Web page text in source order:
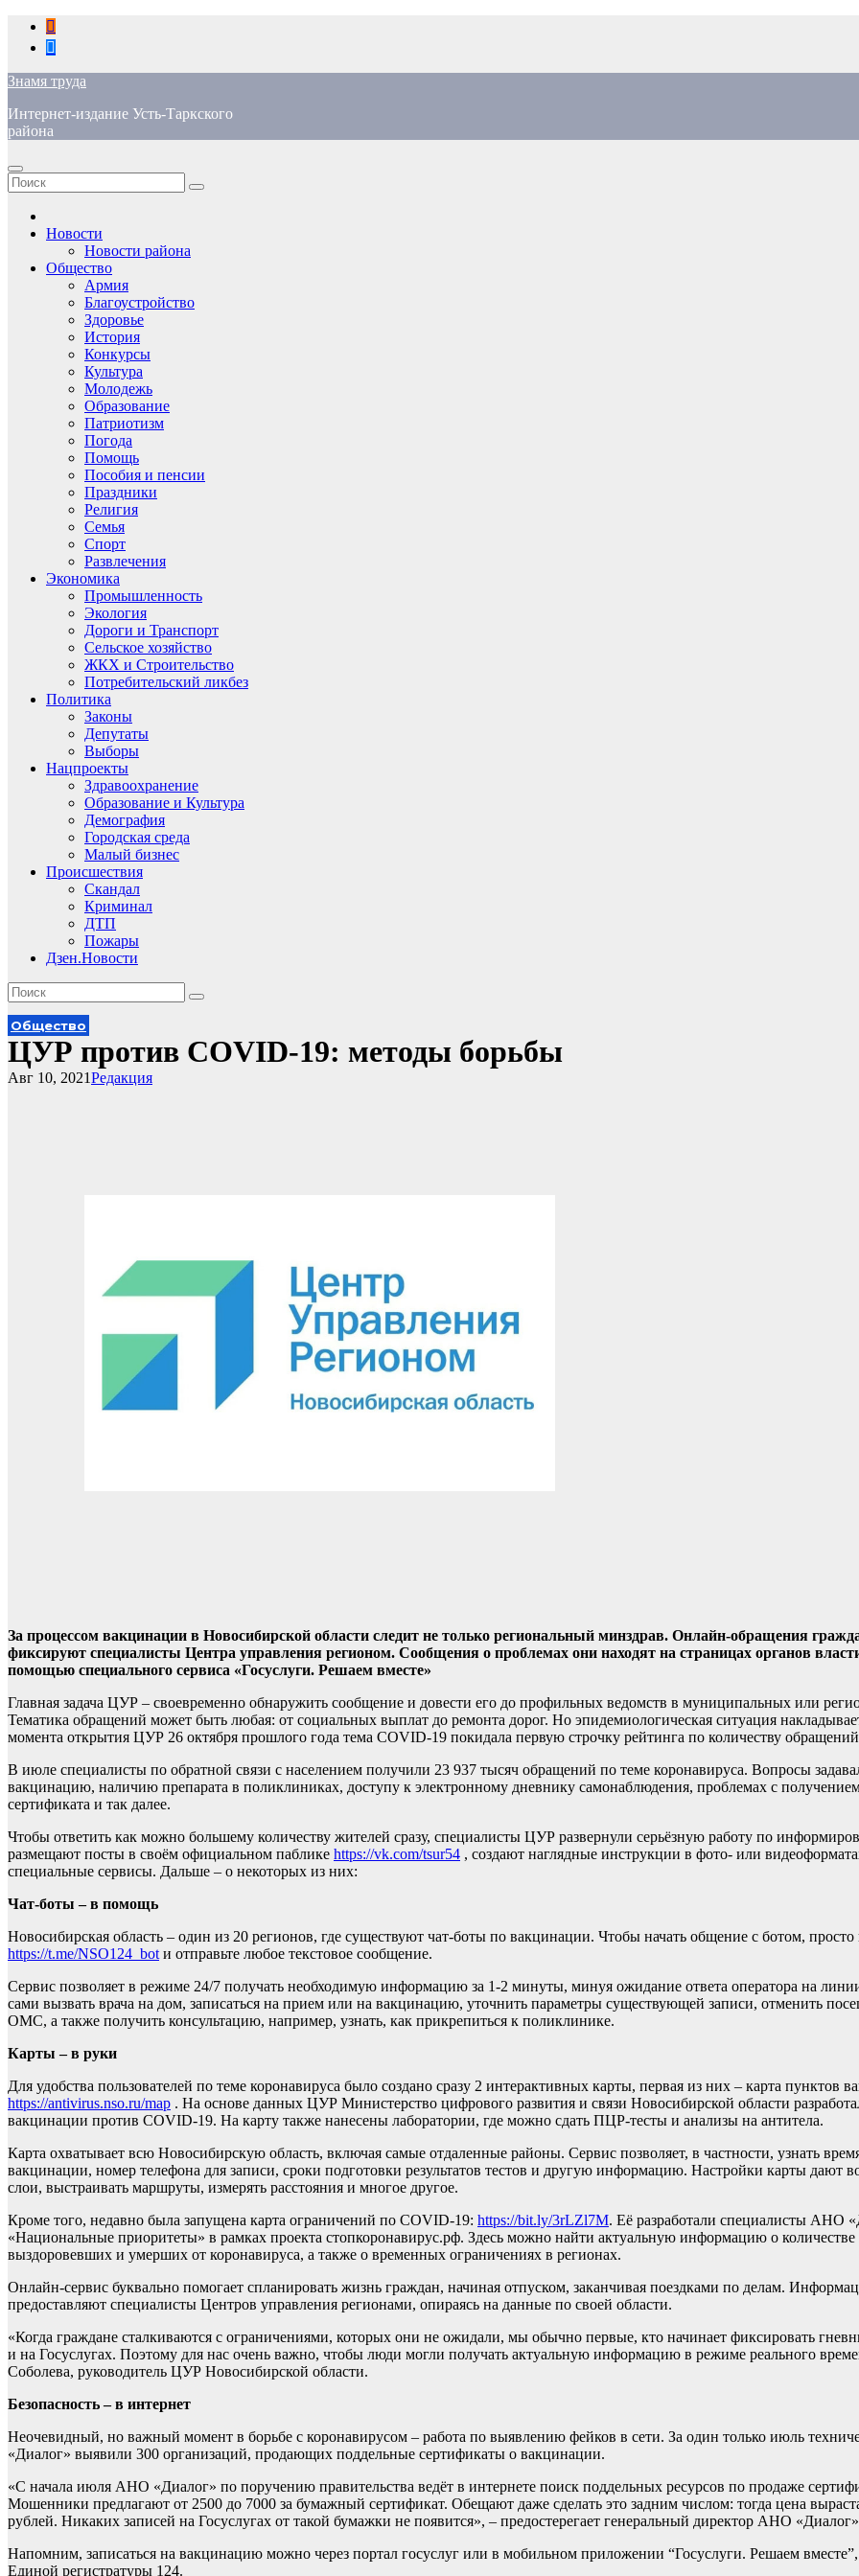
Перейти
содержимому
Знамя труда
Интернет-издание Усть-Таркского
района
Новости
Новости района
Общество
Армия
Благоустройство
Здоровье
История
Конкурсы
Культура
Молодежь
Образование
Патриотизм
Погода
Помощь
Пособия и пенсии
Праздники
Религия
Семья
Спорт
Развлечения
Экономика
Промышленность
Экология
Дороги и Транспорт
Сельское хозяйство
ЖКХ и Строительство
Потребительский ликбез
Политика
Законы
Депутаты
Выборы
Нацпроекты
Здравоохранение
Образование и Культура
Демография
Городская среда
Малый бизнес
Происшествия
Скандал
Криминал
ДТП
Пожары
Дзен.Новости
Общество
ЦУР против COVID-19: методы борьбы
Редакция
Авг 10, 2021
За процессом вакцинации в Новосибирской области следит не только региональный минздрав. Онлайн-обращения
фиксируют специалисты Центра управления регионом. Сообщения о проблемах они находят на страницах органов
помощью специального сервиса «Госуслуги. Решаем вместе»
Главная задача ЦУР – своевременно обнаружить сообщение и довести его до профильных ведомств в муниципальных или
Тематика обращений может быть любая: от социальных выплат до ремонта дорог. Но эпидемиологическая ситуация
момента открытия ЦУР 26 октября прошлого года тема COVID-19 покидала первую строчку рейтинга по количеству обращений
В июле специалисты по обратной связи с населением получили 23 937 тысяч обращений по теме коронавируса. Вопросы
вакцинацию, наличию препарата в поликлиниках, доступу к электронному дневнику самонаблюдения, проблемах с
сертификата и так далее.
Чтобы ответить как можно большему количеству жителей сразу, специалисты ЦУР развернули серьёзную работу по
размещают посты в своём официальном паблике https://vk.com/tsur54 , создают наглядные инструкции в фото- или
специальные сервисы. Дальше – о некоторых из них:
Чат-боты – в помощь
Новосибирская область – один из 20 регионов, где существуют чат-боты по вакцинации. Чтобы начать общение с ботом, просто
https://t.me/NSO124_bot и отправьте любое текстовое сообщение.
Сервис позволяет в режиме 24/7 получать необходимую информацию за 1-2 минуты, минуя ожидание ответа оператора на
сами вызвать врача на дом, записаться на прием или на вакцинацию, уточнить параметры существующей записи, отменить
ОМС, а также получить консультацию, например, узнать, как прикрепиться к поликлинике.
Карты – в руки
Для удобства пользователей по теме коронавируса было создано сразу 2 интерактивных карты, первая из них – карта пунктов
https://antivirus.nso.ru/map . На основе данных ЦУР Министерство цифрового развития и связи Новосибирской области
вакцинации против COVID-19. На карту также нанесены лаборатории, где можно сдать ПЦР-тесты и анализы на антитела.
Карта охватывает всю Новосибирскую область, включая самые отдаленные районы. Сервис позволяет, в частности, узнать
вакцинации, номер телефона для записи, сроки подготовки результатов тестов и другую информацию. Настройки карты дают
слои, выстраивать маршруты, измерять расстояния и многое другое.
Кроме того, недавно была запущена карта ограничений по COVID-19: https://bit.ly/3rLZl7M. Её разработали специалисты АНО
«Национальные приоритеты» в рамках проекта стопкоронавирус.рф. Здесь можно найти актуальную информацию о количестве
выздоровевших и умерших от коронавируса, а также о временных ограничениях в регионах.
Онлайн-сервис буквально помогает спланировать жизнь граждан, начиная отпуском, заканчивая поездками по делам.
предоставляют специалисты Центров управления регионами, опираясь на данные по своей области.
«Когда граждане сталкиваются с ограничениями, которых они не ожидали, мы обычно первые, кто начинает фиксировать
и на Госуслугах. Поэтому для нас очень важно, чтобы люди могли получать актуальную информацию в режиме реального
Соболева, руководитель ЦУР Новосибирской области.
Безопасность – в интернет
Неочевидный, но важный момент в борьбе с коронавирусом – работа по выявлению фейков в сети. За один только июль
«Диалог» выявили 300 организаций, продающих поддельные сертификаты о вакцинации.
«С начала июля АНО «Диалог» по поручению правительства ведёт в интернете поиск поддельных ресурсов по продаже
Мошенники предлагают от 2500 до 7000 за бумажный сертификат. Обещают даже сделать это задним числом: тогда цена
рублей. Никаких записей на Госуслугах от такой бумажки не появится», – предостерегает генеральный директор АНО
Напомним, записаться на вакцинацию можно через портал госуслуг или в мобильном приложении “Госуслуги. Решаем
Единой регистратуры 124.